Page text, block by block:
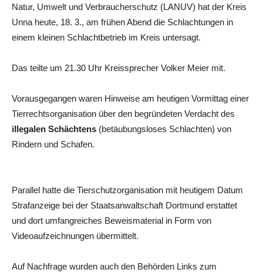
Natur, Umwelt und Verbraucherschutz (LANUV) hat der Kreis
Unna heute, 18. 3., am frühen Abend die Schlachtungen in
einem kleinen Schlachtbetrieb im Kreis untersagt.
Das teilte um 21.30 Uhr Kreissprecher Volker Meier mit.
Vorausgegangen waren Hinweise am heutigen Vormittag einer
Tierrechtsorganisation über den begründeten Verdacht des
illegalen Schächtens (betäubungsloses Schlachten) von
Rindern und Schafen.
Parallel hatte die Tierschutzorganisation mit heutigem Datum
Strafanzeige bei der Staatsanwaltschaft Dortmund erstattet
und dort umfangreiches Beweismaterial in Form von
Videoaufzeichnungen übermittelt.
Auf Nachfrage wurden auch den Behörden Links zum